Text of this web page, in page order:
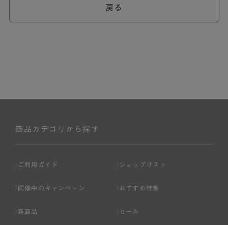
戻る
商品カテゴリから探す
ご利用ガイド ショップリスト
開催中のキャンペーン おすすめ特集
新商品 セール